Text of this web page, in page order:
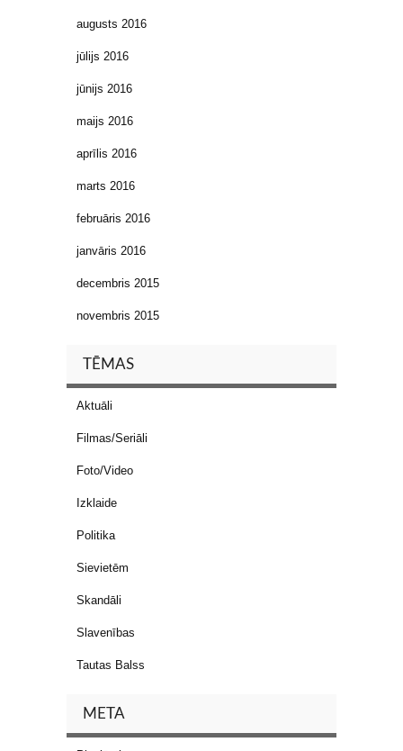
augusts 2016
jūlijs 2016
jūnijs 2016
maijs 2016
aprīlis 2016
marts 2016
februāris 2016
janvāris 2016
decembris 2015
novembris 2015
TĒMAS
Aktuāli
Filmas/Seriāli
Foto/Video
Izklaide
Politika
Sievietēm
Skandāli
Slavenības
Tautas Balss
META